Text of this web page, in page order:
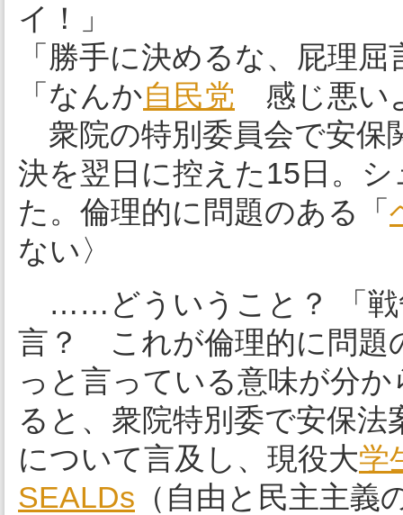
イ！」
「勝手に決めるな、屁理
「なんか自民党 感じ悪い
衆院の特別委員会で安保
決を翌日に控えた15日。
た。倫理的に問題のある「
ない〉
……どういうこと？ 「戦
言？ これが倫理的に問題
っと言っている意味が分
ると、衆院特別委で安保
について言及し、現役大学
SEALDs （自由と民主主